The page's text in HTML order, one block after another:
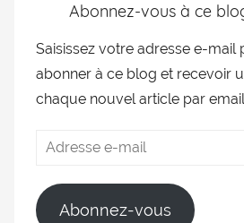
Abonnez-vous à ce
Saisissez votre adresse e-mail
abonner à ce blog et recevoir
chaque nouvel article par
Abonnez-vous